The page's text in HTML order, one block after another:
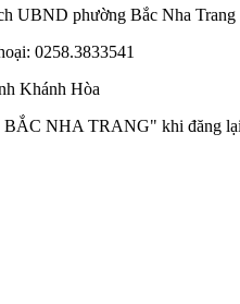
UBND phường Bắc Nha Trang
0258.3833541
Khánh Hòa
NHA TRANG" khi đăng lại